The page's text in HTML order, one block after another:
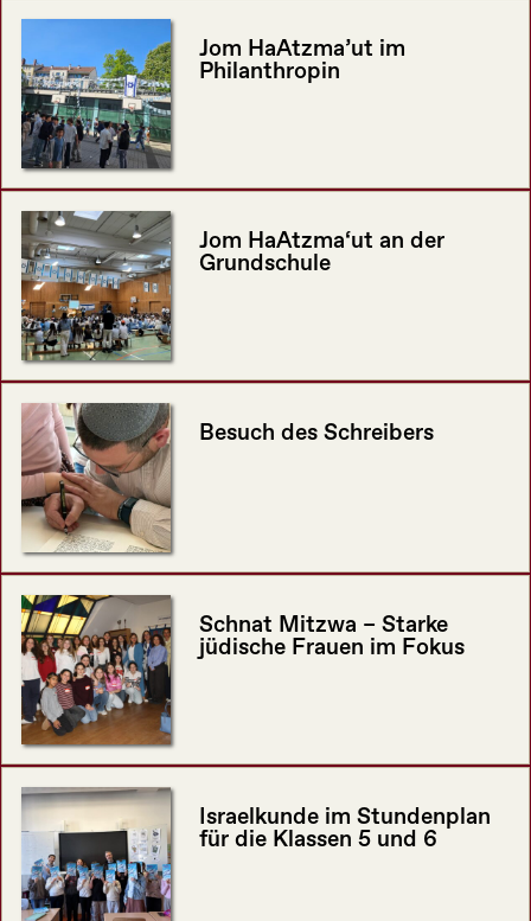
Jom HaAtzma’ut im
Philanthropin
Jom HaAtzma‘ut an der
Grundschule
Besuch des Schreibers
Schnat Mitzwa – Starke
jüdische Frauen im Fokus
Israelkunde im Stundenplan
für die Klassen 5 und 6